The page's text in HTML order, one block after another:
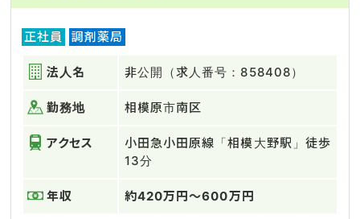
正社員 調剤薬局
法人名 非公開（求人番号：858408）
勤務地 相模原市南区
アクセス
小田急小田原線「相模大野駅」徒歩
13分
年収 約420万円～600万円